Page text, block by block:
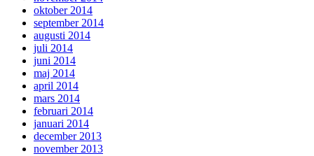
oktober 2014
september 2014
augusti 2014
juli 2014
juni 2014
maj 2014
april 2014
mars 2014
februari 2014
januari 2014
december 2013
november 2013